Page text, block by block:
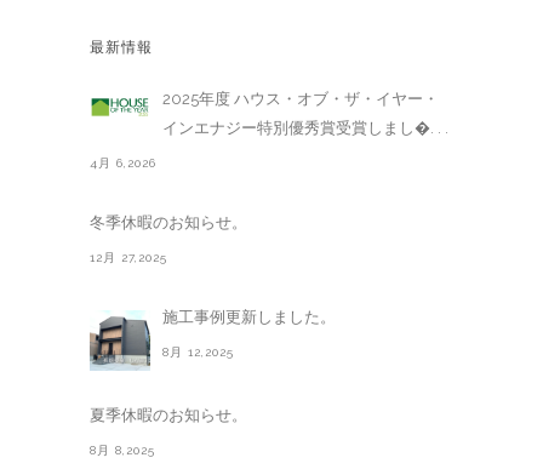
最新情報
2025年度 ハウス・オブ・ザ・イヤー・
インエナジー特別優秀賞受賞しまし�. . .
4月 6,2026
冬季休暇のお知らせ。
12月 27,2025
施工事例更新しました。
8月 12,2025
夏季休暇のお知らせ。
8月 8,2025